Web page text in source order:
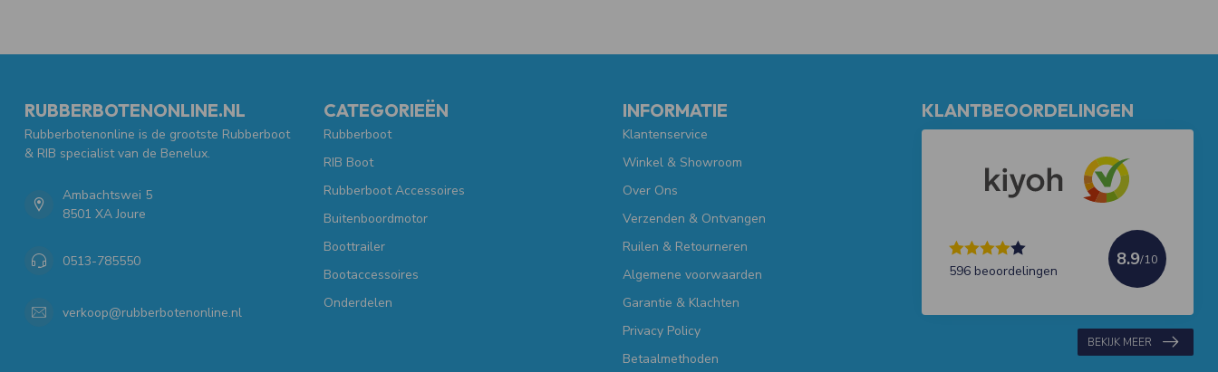
RUBBERBOTENONLINE.NL
Rubberbotenonline is de grootste Rubberboot
& RIB specialist van de Benelux.
Ambachtswei 5
8501 XA Joure
0513-785550
verkoop@rubberbotenonline.nl
CATEGORIEËN
Rubberboot
RIB Boot
Rubberboot Accessoires
Buitenboordmotor
Boottrailer
Bootaccessoires
Onderdelen
INFORMATIE
Klantenservice
Winkel & Showroom
Over Ons
Verzenden & Ontvangen
Ruilen & Retourneren
Algemene voorwaarden
Garantie & Klachten
Privacy Policy
Betaalmethoden
KLANTBEOORDELINGEN
596 beoordelingen
8.9/10
BEKIJK MEER